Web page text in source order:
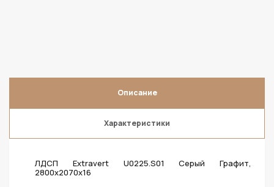
Описание
Характеристики
ЛДСП Extravert U0225.S01 Серый Графит,
2800х2070х16